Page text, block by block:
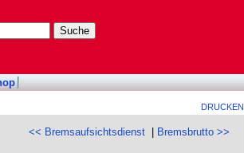
DRUCKEN
<< Bremsaufsichtsdienst Bremsbrutto >>